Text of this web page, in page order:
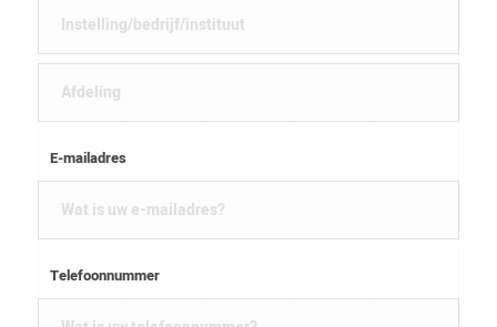
E-mailadres
Telefoonnummer